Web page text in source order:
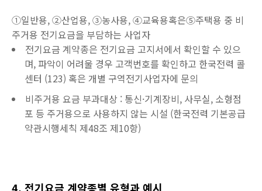
①일반용, ②산업용, ③농사용, ④교육용혹은⑤주택용 중 비
주거용 전기요금을 부담하는 사업자
전기요금 계약종은 전기요금 고지서에서 확인할 수 있으
며, 파악이 어려울 경우 고객번호를 확인하고 한국전력 콜
센터 (123) 혹은 개별 구역전기사업자에 문의
비주거용 요금 부과대상 : 통신·기계장비, 사무실, 소형점
포 등 주거용으로 사용하지 않는 시설 (한국전력 기본공급
약관시행세칙 제48조 제10항)
4. 전기요금 계약종별 유형과 예시